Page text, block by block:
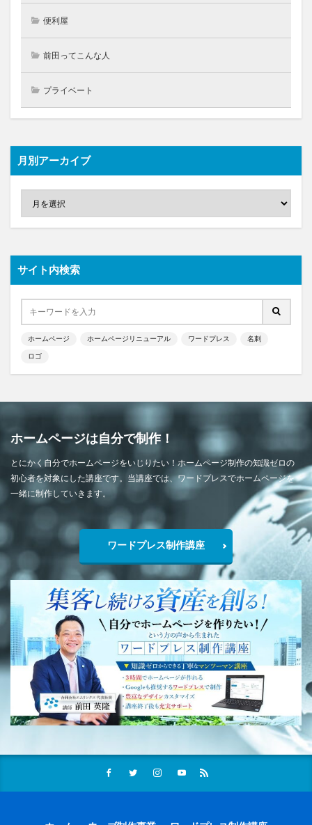
便利屋
前田ってこんな人
プライベート
月別アーカイブ
サイト内検索
ホームページ ホームページリニューアル ワードプレス 名刺
ロゴ
ホームページは自分で制作！
とにかく自分でホームページをいじりたい！ホームページ制作の知識ゼロの
初心者を対象にした講座です。当講座では、ワードプレスでホームページを
一緒に制作していきます。
ワードプレス制作講座